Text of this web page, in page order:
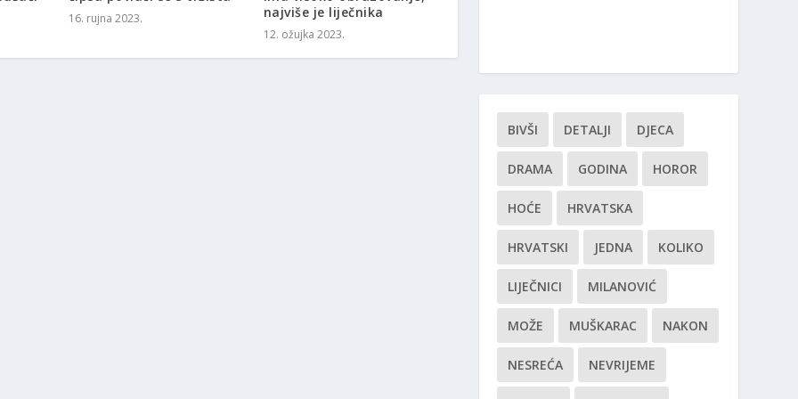
16. rujna 2023.
najviše je liječnika
12. ožujka 2023.
BIVŠI DETALJI DJECA
DRAMA GODINA HOROR
HOĆE HRVATSKA
HRVATSKI JEDNA KOLIKO
LIJEČNICI MILANOVIĆ
MOŽE MUŠKARAC NAKON
NESREĆA NEVRIJEME